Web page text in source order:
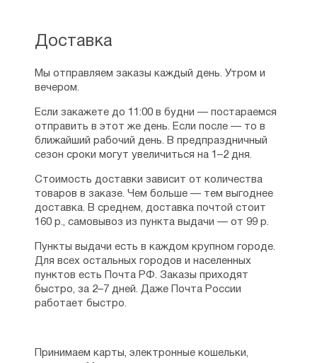
Доставка
Мы отправляем заказы каждый день. Утром и
вечером.
Если закажете до 11:00 в будни — постараемся
отправить в этот же день. Если после — то в
ближайший рабочий день. В предпраздничный
сезон сроки могут увеличиться на 1–2 дня.
Стоимость доставки зависит от количества
товаров в заказе. Чем больше — тем выгоднее
доставка. В среднем, доставка почтой стоит
160 р., самовывоз из пункта выдачи — от 99 р.
Пункты выдачи есть в каждом крупном городе.
Для всех остальных городов и населенных
пунктов есть Почта РФ. Заказы приходят
быстро, за 2–7 дней. Даже Почта России
работает быстро.
Принимаем карты, электронные кошельки,